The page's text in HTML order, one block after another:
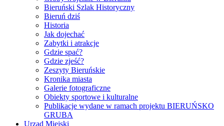
Bieruński Szlak Historyczny
Bieruń dziś
Historia
Jak dojechać
Zabytki i atrakcje
Gdzie spać?
Gdzie zjeść?
Zeszyty Bieruńskie
Kronika miasta
Galerie fotograficzne
Obiekty sportowe i kulturalne
Publikacje wydane w ramach projektu BIERUŃSKO
GRUBA
Urząd Miejski